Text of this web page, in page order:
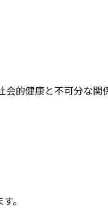
的健康と不可分な
。